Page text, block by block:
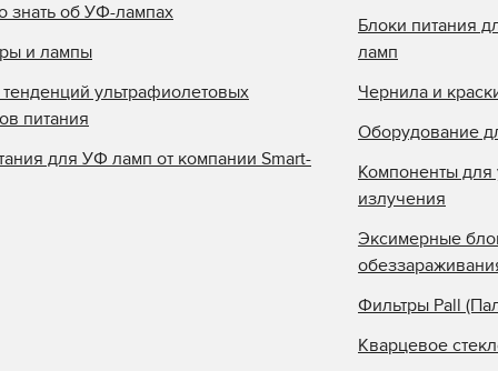
знать об УФ-лампах
и лампы
тенденций ультрафиолетовых
питания
для УФ ламп от компании Smart-
Блоки питания
ламп
Чернила и
Оборудование
Компоненты для
излучения
Эксимерные
Фильтры Pall
Кварцевое